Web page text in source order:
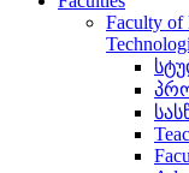
Faculty of